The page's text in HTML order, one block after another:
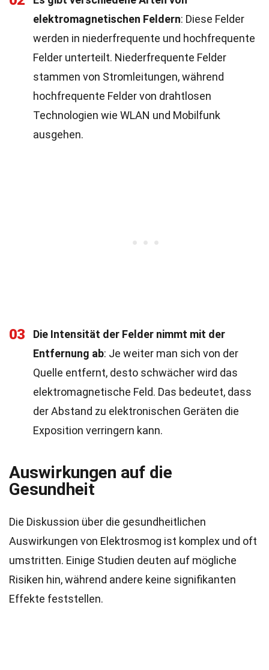
elektromagnetischen Feldern: Diese Felder
werden in niederfrequente und hochfrequente
Felder unterteilt. Niederfrequente Felder
stammen von Stromleitungen, während
hochfrequente Felder von drahtlosen
Technologien wie WLAN und Mobilfunk
ausgehen.
03
Die Intensität der Felder nimmt mit der
Entfernung ab: Je weiter man sich von der
Quelle entfernt, desto schwächer wird das
elektromagnetische Feld. Das bedeutet, dass
der Abstand zu elektronischen Geräten die
Exposition verringern kann.
Auswirkungen auf die
Gesundheit
Die Diskussion über die gesundheitlichen
Auswirkungen von Elektrosmog ist komplex und oft
umstritten. Einige Studien deuten auf mögliche
Risiken hin, während andere keine signifikanten
Effekte feststellen.